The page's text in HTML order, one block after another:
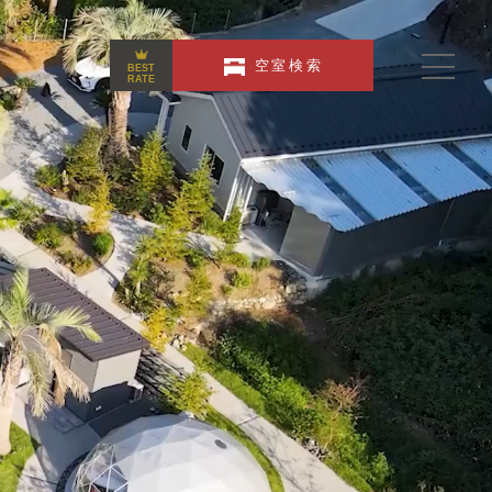
BEST
RATE
空室検索